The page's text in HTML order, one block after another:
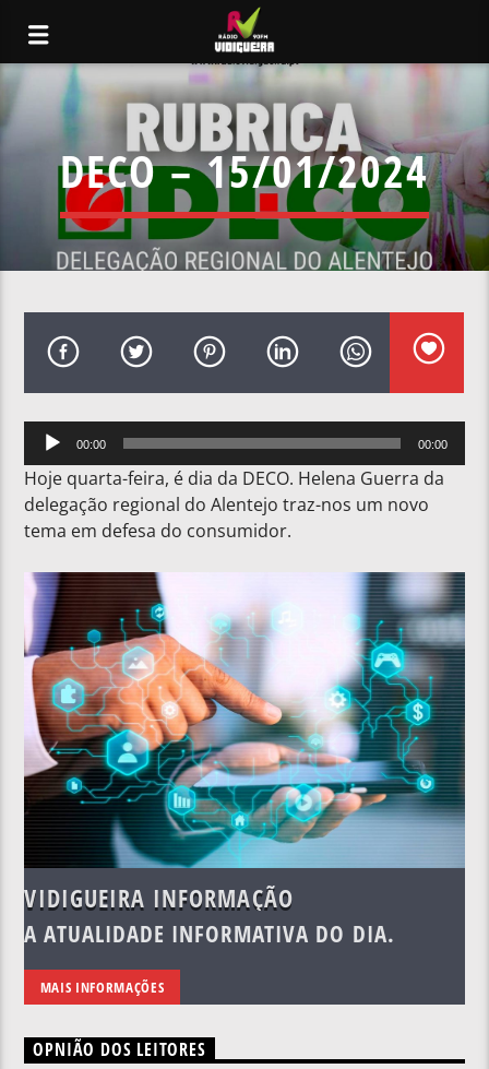
DECO – 15/01/2024
Reprodutor
de
áudio
00:00 00:00
Hoje quarta-feira, é dia da DECO. Helena Guerra da
delegação regional do Alentejo traz-nos um novo
tema em defesa do consumidor.
VIDIGUEIRA INFORMAÇÃO
A ATUALIDADE INFORMATIVA DO DIA.
MAIS INFORMAÇÕES
OPNIÃO DOS LEITORES